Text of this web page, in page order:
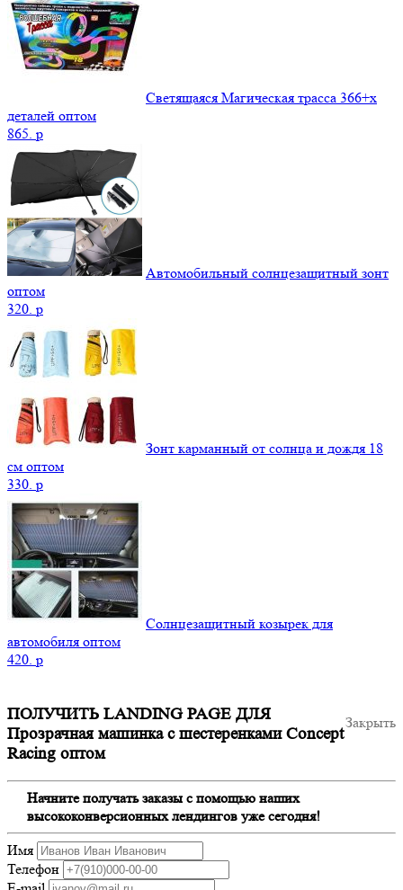
Светящаяся Магическая трасса 366+x
деталей оптом
865. p
Автомобильный солнцезащитный зонт
оптом
320. p
Зонт карманный от солнца и дождя 18
см оптом
330. p
Солнцезащитный козырек для
автомобиля оптом
420. p
Закрыть
ПОЛУЧИТЬ LANDING PAGE ДЛЯ
Прозрачная машинка с шестеренками Concept
Racing оптом
Начните получать заказы с помощью наших
высококонверсионных лендингов уже сегодня!
Имя
Телефон